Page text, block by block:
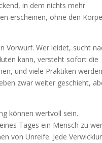
in dem nichts mehr
erscheinen, ohne den
Vorwurf. Wer leidet, sucht
kann, versteht sofort die
und viele Praktiken
zwar weiter geschieht,
können wertvoll sein.
Tages ein Mensch zu
von Unreife. Jede